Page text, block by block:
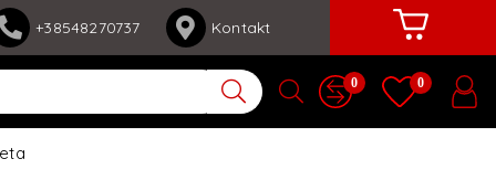
0 0
+38548270737 Kontakt